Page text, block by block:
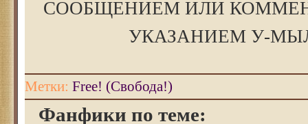
СООБЩЕНИЕМ ИЛИ
УКАЗАНИЕМ У-
Метки: Free! (Свобода!)
Фанфики по теме: